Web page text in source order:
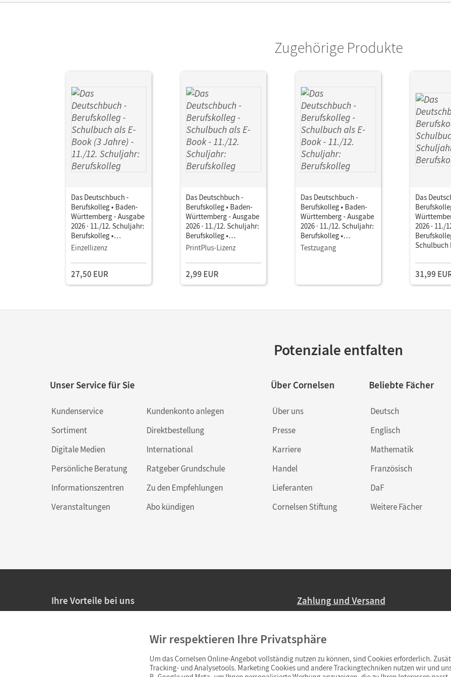
Zugehörige Produkte
Das Deutschbuch -
Berufskolleg • Baden-
Württemberg - Ausgabe
2026 · 11./12. Schuljahr:
Berufskolleg •
Schulbuch als E-Book (3
Einzellizenz
27,50 EUR
Das Deutschbuch -
Berufskolleg • Baden-
Württemberg - Ausgabe
2026 · 11./12. Schuljahr:
Berufskolleg •
Schulbuch als E-Book
PrintPlus-Lizenz
2,99 EUR
Das Deutschbuch -
Berufskolleg • Baden-
Württemberg - Ausgabe
2026 · 11./12. Schuljahr:
Berufskolleg •
Schulbuch als E-Book
Mit Medien
Testzugang
Das
2026 · 11./
Schulbuch
31,99
Potenziale entfalten
Unser Service für Sie
Kundenservice
Sortiment
Digitale Medien
Persönliche Beratung
Informationszentren
Veranstaltungen
Kundenkonto anlegen
Direktbestellung
International
Ratgeber Grundschule
Zu den Empfehlungen
Abo kündigen
Über Cornelsen
Über uns
Presse
Karriere
Handel
Lieferanten
Cornelsen Stiftung
Beliebte Fächer
Deutsch
Englisch
Mathematik
Französisch
DaF
Weitere Fächer
Ihre Vorteile bei uns
Persönliche Angebote für Lehrkräfte
Sicheres Einkaufen mit SSL-Verschlüsselung
Zahlung und Versand
Ab 59,– EUR Bestellwert liefern wir
(Lieferung in 3–6 Tagen).
Wir respektieren Ihre Privatsphäre
Um das Cornelsen Online-Angebot vollständig nutzen zu können, sind Cookies erforderlich.
Tracking- und Analysetools. Marketing Cookies und andere Trackingtechniken nutzen wir und